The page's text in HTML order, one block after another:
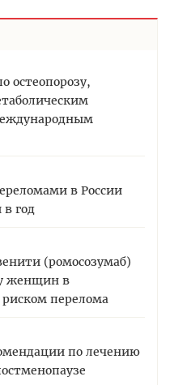
остеопорозу,
в России
год
(ромосозумаб)
у женщин в
перелома
по лечению